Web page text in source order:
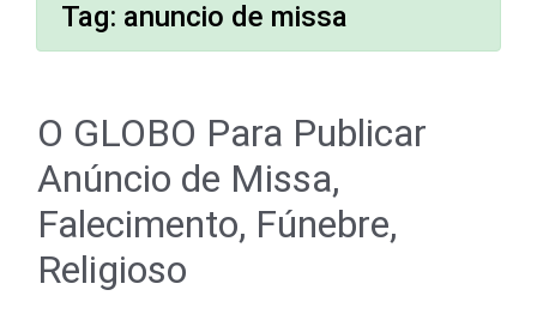
Tag: anuncio de missa
O GLOBO Para Publicar
Anúncio de Missa,
Falecimento, Fúnebre,
Religioso